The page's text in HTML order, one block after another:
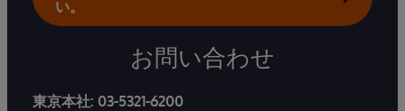
い。
お問い合わせ
東京本社: 03-5321-6200